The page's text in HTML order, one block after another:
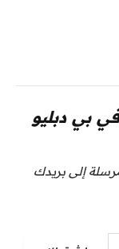
بي دبليو
إلى بريدك